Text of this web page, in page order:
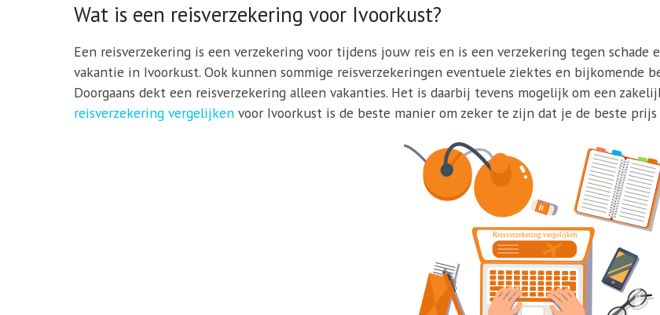
Wat is een reisverzekering voor Ivoorkust?
Een reisverzekering is een verzekering voor tijdens jouw reis en is een verzekering tegen
vakantie in Ivoorkust. Ook kunnen sommige reisverzekeringen eventuele ziektes en bijkomende
Doorgaans dekt een reisverzekering alleen vakanties. Het is daarbij tevens mogelijk om een
reisverzekering vergelijken voor Ivoorkust is de beste manier om zeker te zijn dat je de beste